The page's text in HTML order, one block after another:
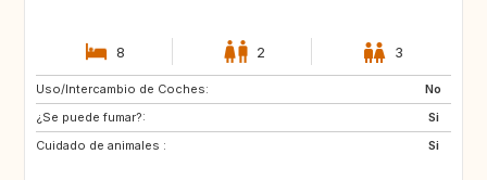
8 2 3
Uso/Intercambio de Coches:
No
¿Se puede fumar?:
Si
Cuidado de animales :
Si
DK
FI
DE